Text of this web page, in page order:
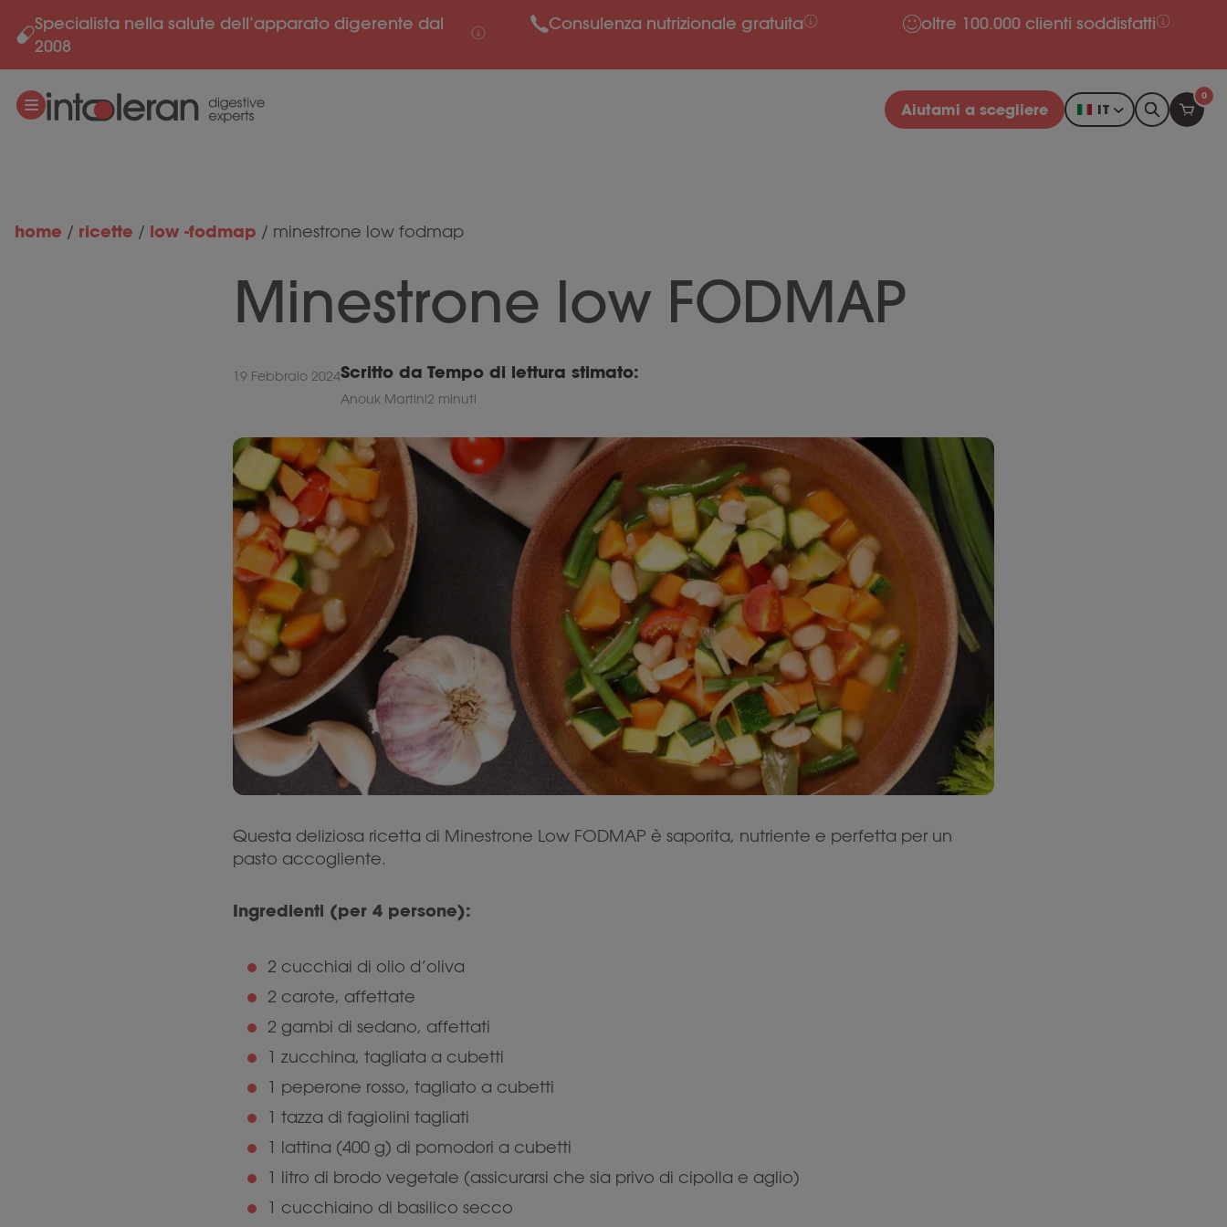
Salta al contenuto
Specialista nella salute dell’apparato digerente dal
2008
Consulenza nutrizionale gratuita oltre 100.000 clienti soddisfatti
Aiutami a scegliere IT
0
home / ricette / low -fodmap / minestrone low fodmap
Minestrone low FODMAP
19 Febbraio 2024Scritto da
Anouk Martini
Tempo di lettura stimato:
2 minuti
Questa deliziosa ricetta di Minestrone Low FODMAP è saporita, nutriente e perfetta per un
pasto accogliente.
Ingredienti (per 4 persone):
2 cucchiai di olio d’oliva
2 carote, affettate
2 gambi di sedano, affettati
1 zucchina, tagliata a cubetti
1 peperone rosso, tagliato a cubetti
1 tazza di fagiolini tagliati
1 lattina (400 g) di pomodori a cubetti
1 litro di brodo vegetale (assicurarsi che sia privo di cipolla e aglio)
1 cucchiaino di basilico secco